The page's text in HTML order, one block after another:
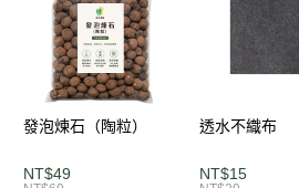
街口支付
悠遊付
AFTEE先享後付
【關於「AFTEE先享後付」】
ATM付款
發泡煉石（陶粒）
NT$49
透水不織布
NT$15